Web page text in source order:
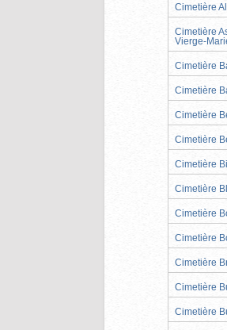
Cimetière
Cimetière
Vierge-
Cimetière
Cimetière
Cimetière
Cimetière
Cimetière
Cimetière
Cimetière
Cimetière
Cimetière
Cimetière
Cimetière